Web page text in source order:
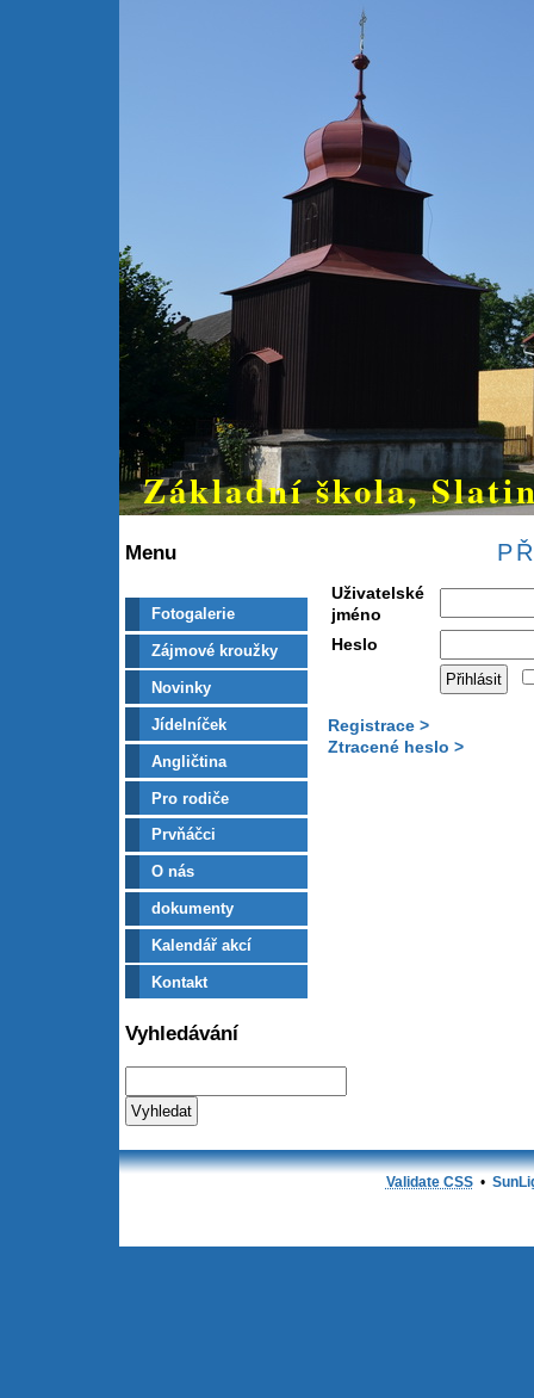
Základní škola,
Menu
Fotogalerie
Zájmové kroužky
Novinky
Jídelníček
Angličtina
Pro rodiče
Prvňáčci
O nás
dokumenty
Kalendář akcí
Kontakt
Vyhledávání
Uživatelské
jméno
Heslo
Registrace >
Ztracené heslo >
Validate CSS•